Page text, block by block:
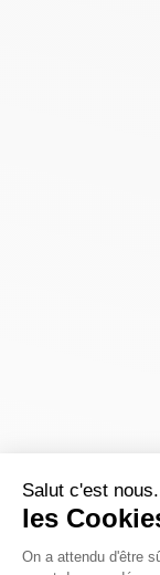
Salut c'est
les
On a attendu d'être